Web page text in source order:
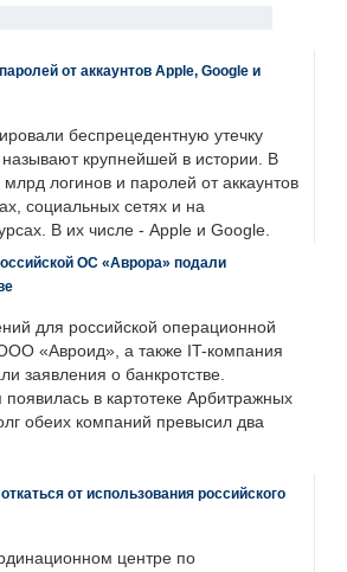
от аккаунтов Apple, Google и
беспрецедентную утечку
крупнейшей в истории. В
логинов и паролей от аккаунтов
социальных сетях и на
В их числе - Apple и Google.
ОС «Аврора» подали
для российской операционной
«Авроид», а также IT-компания
заявления о банкротстве.
в картотеке Арбитражных
обеих компаний превысил два
от использования российского
центре по